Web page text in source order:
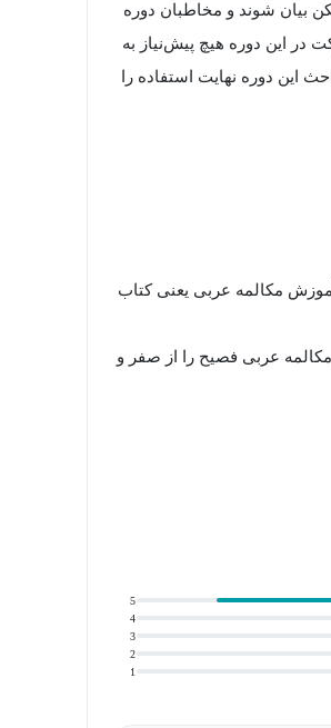
بیان شوند و مخاطبان دوره
این دوره هیچ پیش‌نیاز به
این دوره نهایت استفاده را
مکالمه عربی یعنی کتاب
عربی فصیح را از صفر و
گوش دهید تا هم قدرت
1
2
3
4
5